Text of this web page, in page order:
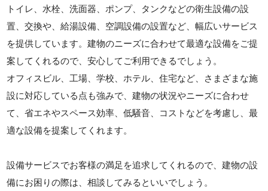
トイレ、水栓、洗面器、ポンプ、タンクなどの衛生設備の設
置、交換や、給湯設備、空調設備の設置など、幅広いサービス
を提供しています。建物のニーズに合わせて最適な設備をご提
案してくれるので、安心してご利用できるでしょう。
オフィスビル、工場、学校、ホテル、住宅など、さまざまな施
設に対応している点も強みで、建物の状況やニーズに合わせ
て、省エネやスペース効率、低騒音、コストなどを考慮し、最
適な設備を提案してくれます。
設備サービスでお客様の満足を追求してくれるので、建物の設
備にお困りの際は、相談してみるといいでしょう。